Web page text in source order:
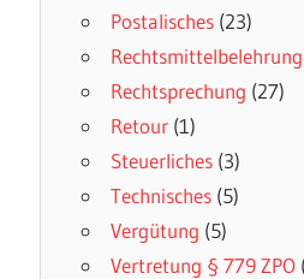
Postalisches(23)
Rechtsmittelbelehrung
Rechtsprechung (27)
Retour(1)
Steuerliches(3)
Technisches(5)
Vergütung (5)
Vertretung § 779 ZPO